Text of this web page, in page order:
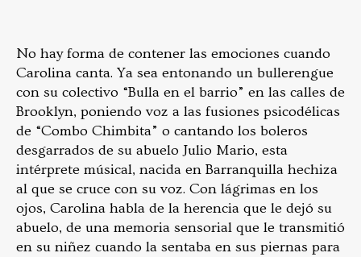
No hay forma de contener las emociones cuando
Carolina canta. Ya sea entonando un bullerengue
con su colectivo “Bulla en el barrio” en las calles de
Brooklyn, poniendo voz a las fusiones psicodélicas
de “Combo Chimbita” o cantando los boleros
desgarrados de su abuelo Julio Mario, esta
intérprete músical, nacida en Barranquilla hechiza
al que se cruce con su voz. Con lágrimas en los
ojos, Carolina habla de la herencia que le dejó su
abuelo, de una memoria sensorial que le transmitió
en su niñez cuando la sentaba en sus piernas para